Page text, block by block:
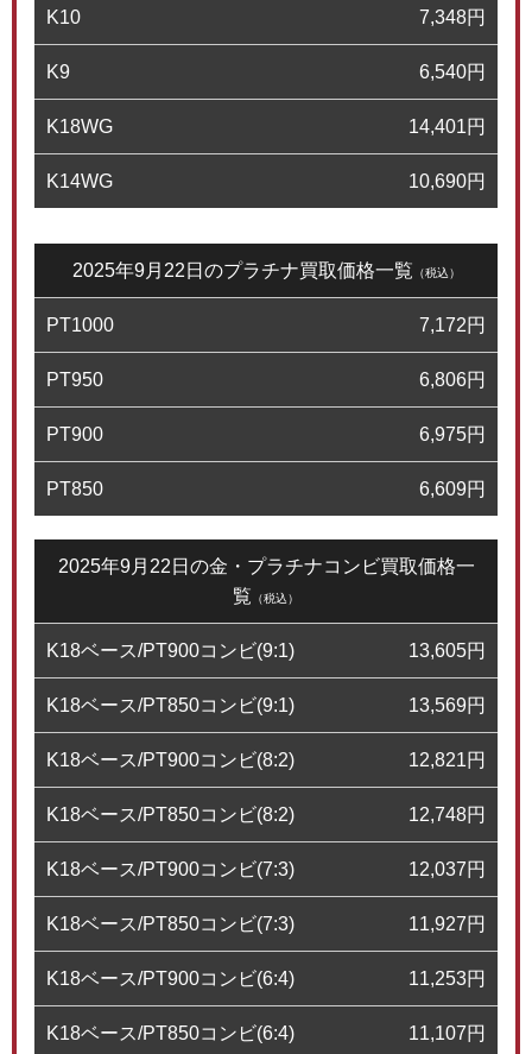
K10 7,348円
K9 6,540円
K18WG 14,401円
K14WG 10,690円
2025年9月22日のプラチナ買取価格一覧 （税込）
PT1000 7,172円
PT950 6,806円
PT900 6,975円
PT850 6,609円
2025年9月22日の金・プラチナコンビ買取価格一
覧 （税込）
K18ベース/PT900コンビ(9:1) 13,605円
K18ベース/PT850コンビ(9:1) 13,569円
K18ベース/PT900コンビ(8:2) 12,821円
K18ベース/PT850コンビ(8:2) 12,748円
K18ベース/PT900コンビ(7:3) 12,037円
K18ベース/PT850コンビ(7:3) 11,927円
K18ベース/PT900コンビ(6:4) 11,253円
K18ベース/PT850コンビ(6:4) 11,107円